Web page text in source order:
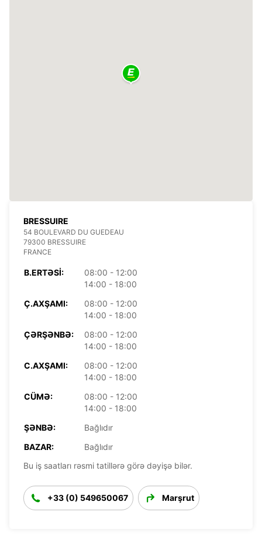
BRESSUIRE
54 BOULEVARD DU GUEDEAU
79300 BRESSUIRE
FRANCE
B.ERTƏSI:
08:00 - 12:00
14:00 - 18:00
Ç.AXŞAMI:
08:00 - 12:00
14:00 - 18:00
ÇƏRŞƏNBƏ:
08:00 - 12:00
14:00 - 18:00
C.AXŞAMI:
08:00 - 12:00
14:00 - 18:00
CÜMƏ:
08:00 - 12:00
14:00 - 18:00
ŞƏNBƏ:
Bağlıdır
BAZAR:
Bağlıdır
Bu iş saatları rəsmi tatillərə görə dəyişə bilər.
+33 (0) 549650067 Marşrut